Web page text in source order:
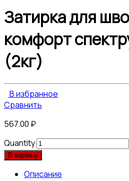
Затирка для
комфорт
(2кг)
В избранное
Сравнить
567.00 ₽
Quantity
В корзину
Описание